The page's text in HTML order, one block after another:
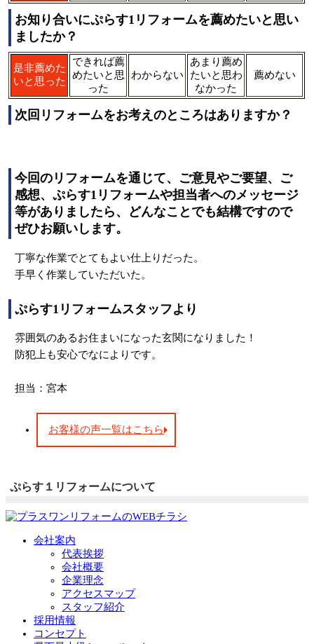
お知り合いにぷらす1リフォームを薦めたいと思い
ましたか？
是非薦めた
いと思った
できれば薦
めたいと思
った
わからない
あまり薦め
たいと思わ
なかった
薦めない
次回リフォームをお考えのところはありますか？
今回のリフォームを通じて、ご意見やご要望、ご
感想、ぷらす1リフォームや担当者へのメッセージ
等がありましたら、どんなことでも結構ですので
ぜひお願いします。
丁寧な作業でとてもよい仕上りだった。
手早く作業していただいた。
ぷらす1リフォームスタッフより
雰囲気のあるお住まいになった玄関になりました！
防犯上も安心でなによりです。
担当：宮本
お客様の声一覧はこちら
ぷらす１リフォームについて
会社案内
代表挨拶
会社概要
企業理念
アクセスマップ
スタッフ紹介
採用情報
コンセプト